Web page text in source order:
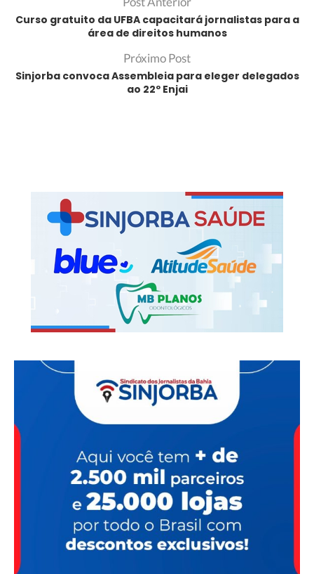
Curso gratuito da UFBA capacitará jornalistas para a
área de direitos humanos
Próximo Post
Sinjorba convoca Assembleia para eleger delegados
ao 22º Enjai